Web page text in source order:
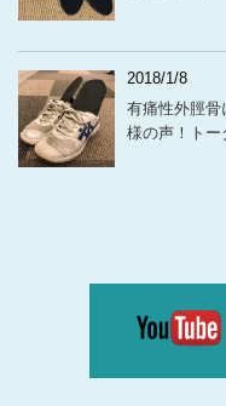
2018/1/8
有痛性外脛骨
様の声！トー